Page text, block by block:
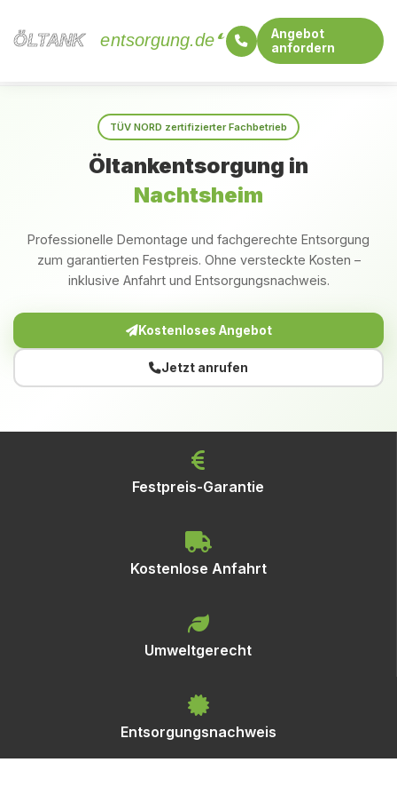
ÖLTANK
ÖLTANK entsorgung.de
Angebot
anfordern
TÜV NORD zertifizierter Fachbetrieb
Öltankentsorgung in
Nachtsheim
Professionelle Demontage und fachgerechte Entsorgung
zum garantierten Festpreis. Ohne versteckte Kosten –
inklusive Anfahrt und Entsorgungsnachweis.
Kostenloses Angebot
Jetzt anrufen
Festpreis-Garantie
Kostenlose Anfahrt
Umweltgerecht
Entsorgungsnachweis